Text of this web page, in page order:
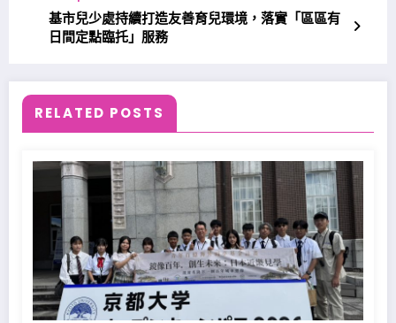
基市兒少處持續打造友善育兒環境，落實「區區有
日間定點臨托」服務
RELATED POSTS